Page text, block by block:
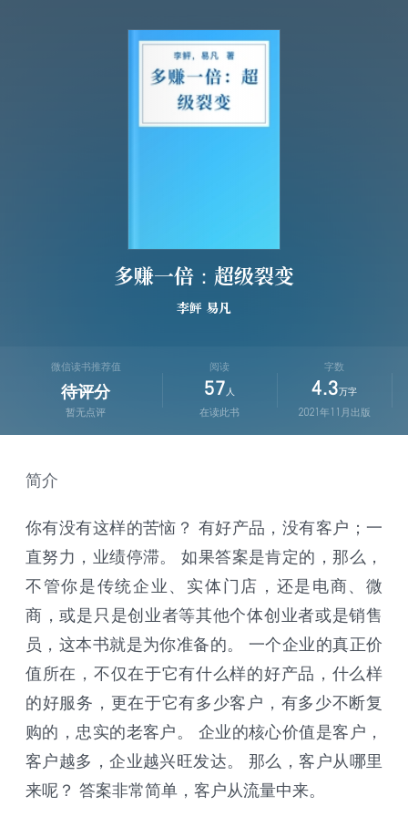
多赚一倍：超级裂变
李鲆 易凡
微信读书推荐值
待评分
暂无点评
阅读
57 人
在读此书
字数
4.3 万字
2021年11月出版
简介
你有没有这样的苦恼？ 有好产品，没有客户；一
直努力，业绩停滞。 如果答案是肯定的，那么，
不管你是传统企业、实体门店，还是电商、微
商，或是只是创业者等其他个体创业者或是销售
员，这本书就是为你准备的。 一个企业的真正价
值所在，不仅在于它有什么样的好产品，什么样
的好服务，更在于它有多少客户，有多少不断复
购的，忠实的老客户。 企业的核心价值是客户，
客户越多，企业越兴旺发达。 那么，客户从哪里
来呢？ 答案非常简单，客户从流量中来。